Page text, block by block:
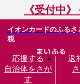
《受付中
イオンカードのふるさ
税
応援する
自治体をさが
す
返